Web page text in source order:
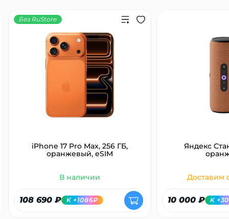
Без RuStore
iPhone 17 Pro Max, 256 ГБ,
оранжевый, eSIM
В наличии
108 690 ₽ K +1086₽
Яндекс
Доставим
10 000 ₽ K